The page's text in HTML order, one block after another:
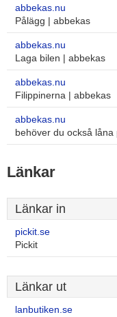
abbekas.nu
Pålägg | abbekas
abbekas.nu
Laga bilen | abbekas
abbekas.nu
Filippinerna | abbekas
abbekas.nu
behöver du också
Länkar
Länkar in
pickit.se
Pickit
Länkar ut
lanbutiken.se